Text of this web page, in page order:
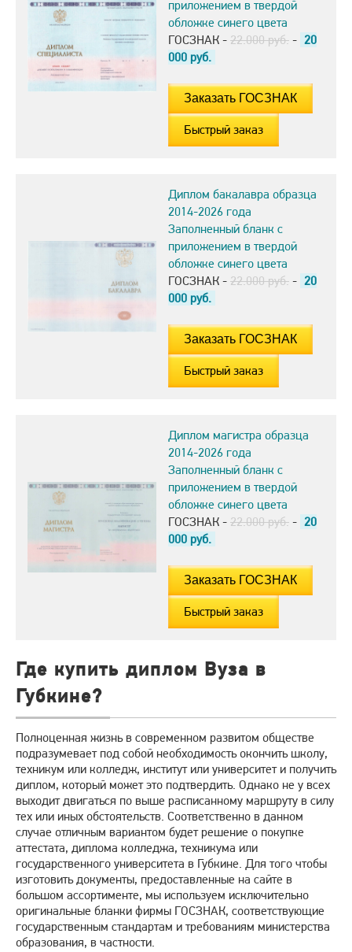
приложением в твердой
обложке синего цвета
ГОСЗНАК - 22.000 руб. - 20
000 руб.
Быстрый заказ
Диплом бакалавра образца
2014-2026 года
Заполненный бланк с
приложением в твердой
обложке синего цвета
ГОСЗНАК - 22.000 руб. - 20
000 руб.
Быстрый заказ
Диплом магистра образца
2014-2026 года
Заполненный бланк с
приложением в твердой
обложке синего цвета
ГОСЗНАК - 22.000 руб. - 20
000 руб.
Быстрый заказ
Где купить диплом Вуза в
Губкине?
Полноценная жизнь в современном развитом обществе
подразумевает под собой необходимость окончить школу,
техникум или колледж, институт или университет и получить
диплом, который может это подтвердить. Однако не у всех
выходит двигаться по выше расписанному маршруту в силу
тех или иных обстоятельств. Соответственно в данном
случае отличным вариантом будет решение о покупке
аттестата, диплома колледжа, техникума или
государственного университета в Губкине. Для того чтобы
изготовить документы, предоставленные на сайте в
большом ассортименте, мы используем исключительно
оригинальные бланки фирмы ГОСЗНАК, соответствующие
государственным стандартам и требованиям министерства
образования, в частности.